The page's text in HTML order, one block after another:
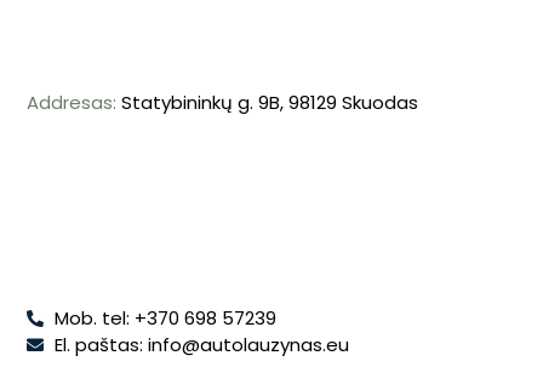
Mob. tel: +370 698 57239
El. paštas: info@autolauzynas.eu
Addresas: Statybininkų g. 9B, 98129 Skuodas